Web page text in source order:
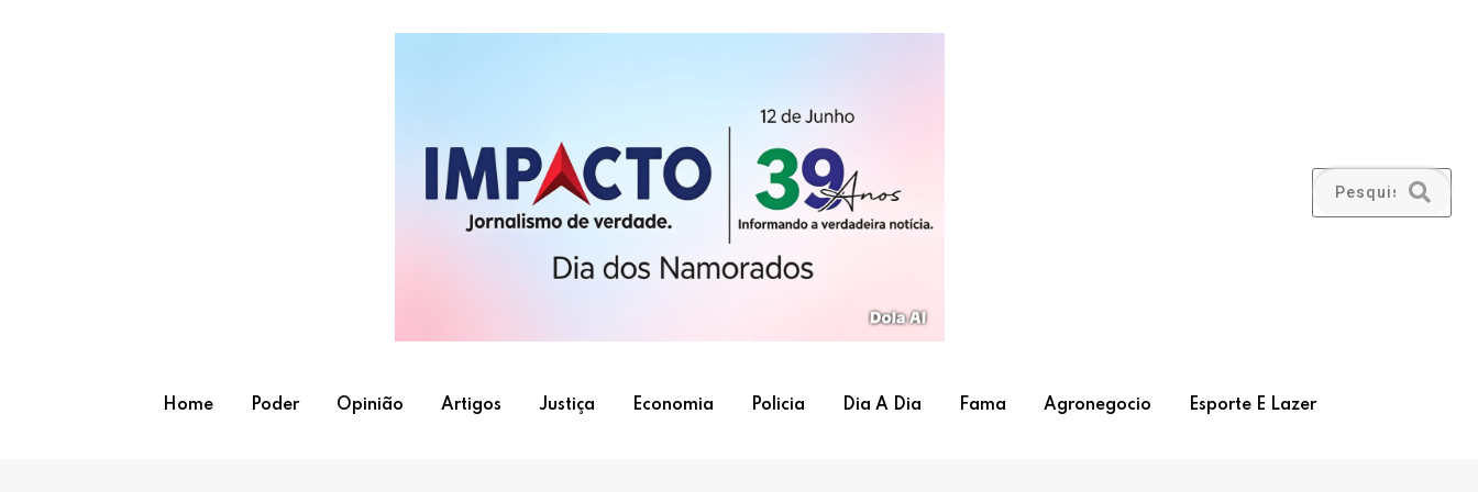
Home Poder Opinião Artigos Justiça Economia Policia Dia A Dia Fama Agronegocio Esporte E Lazer